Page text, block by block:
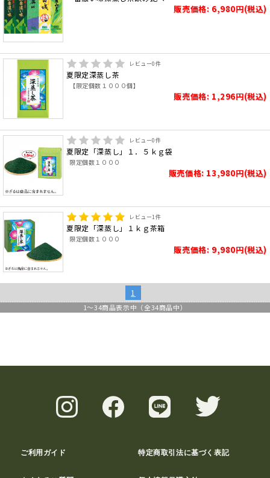
販売価格: 6,980円(税込)
レビュー0件
夏限定深蒸し茶
【限定個数１０００個】
販売価格: 1,296円(税込)
レビュー0件
夏限定「深蒸し」１．５ｋｇ袋
限定個数１０００
販売価格: 13,980円(税込)
レビュー1件
夏限定「深蒸し」１ｋｇ茶箱
限定個数１０００
販売価格: 9,980円(税込)
1
1～34商品表示中（全34商品中）
ご利用ガイド 特定商取引法に基づく表記